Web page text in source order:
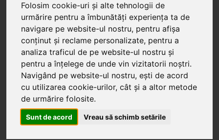
Folosim cookie-uri și alte tehnologii de
urmărire pentru a îmbunătăți experiența ta de
navigare pe website-ul nostru, pentru afișa
conținut și reclame personalizate, pentru a
analiza traficul de pe website-ul nostru și
pentru a înțelege de unde vin vizitatorii noștri.
Navigând pe website-ul nostru, ești de acord
cu utilizarea cookie-urilor, cât și a altor metode
de urmărire folosite.
Sunt de acord Vreau să schimb setările
Poarta din fier si
tabla (11)
Automatizari porti
Porti
batante (4)
Porti
culisante (3)
Reduceri
Articole
Portofoliu